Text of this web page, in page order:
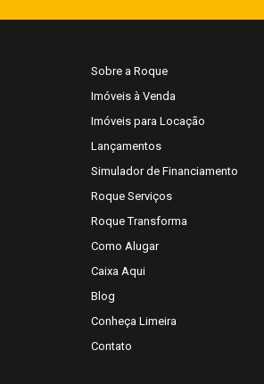
Sobre a Roque
Imóveis à Venda
Imóveis para Locação
Lançamentos
Simulador de Financiamento
Roque Serviços
Roque Transforma
Como Alugar
Caixa Aqui
Blog
Conheça Limeira
Contato